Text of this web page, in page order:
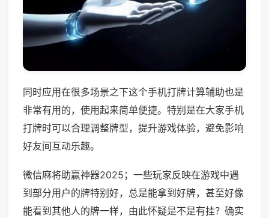
同时应用在很多场景之下这个手机打牌计算辅助也是
非常有用的，使用起来简单便捷。特别是在大家手机
打牌时可以合理调整牌型，提升游戏体验，避免影响
好友间互动乐趣。
微信麻将助赢神器2025；一些玩家反映在游戏中遇
到部分用户的牌特别好，总是能拿到好牌，甚至好像
能看到其他人的牌一样，由此怀疑是不是有挂？确实